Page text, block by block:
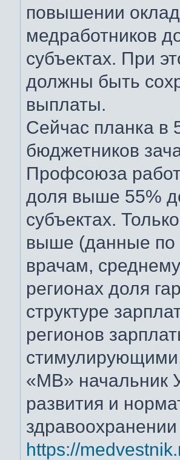
повышении
медработников
субъектах. При
должны быть
выплаты.
Сейчас планка в
бюджетников
Профсоюза
доля выше 55%
субъектах.
выше (данные по
врачам,
регионах доля
структуре
регионов
«МВ» начальник
развития и
https://